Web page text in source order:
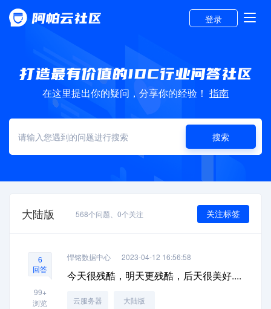
登录
在这里提出你的疑问，分享你的经验！ 指南
搜索
大陆版 568个问题、 0个关注 关注标签
6
回答
99+
浏览
悍铭数据中心 2023-04-12 16:56:58
今天很残酷，明天更残酷，后天很美好....
云服务器 大陆版